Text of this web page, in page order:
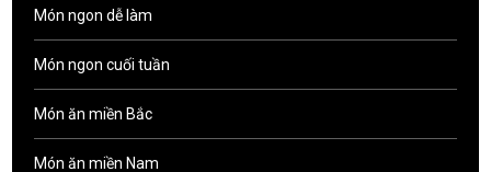
Món ngon dễ làm
Món ngon cuối tuần
Món ăn miền Bắc
Món ăn miền Nam